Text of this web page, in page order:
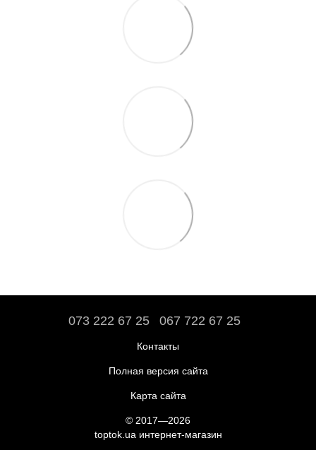
073 222 67 25 067 722 67 25
Контакты
Полная версия сайта
Карта сайта
© 2017—2026
toptok.ua интернет-магазин